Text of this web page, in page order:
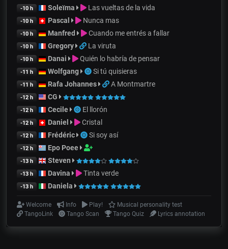
-10 h Soleïma Las vueltas de la vida
-10 h Pascal Nunca mas
-10 h Manfred Cuando me entrés a fallar
-10 h Gregory La viruta
-10 h Danai Quién lo habría de pensar
-11 h Wolfgang Si tú quisieras
-11 h Rafa Johannes A Montmartre
-12 h CG
-12 h Cecile El llorón
-12 h Daniel Cristal
-12 h Frédéric Si soy así
-12 h Epo Poee
-13 h Steven
-13 h Davina Tinta verde
-13 h Daniela
Welcome Info Play!
Musical personality test
TangoLink
Tango Scan Tango Quiz Lyrics annotation